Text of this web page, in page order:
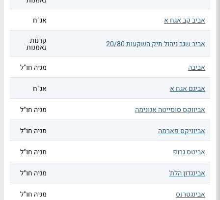
אביב קב אגח א
אג"ח
אביב שגב ניהול תיק השקעות 20/80 קרנות
נאמנות
אביבה
מניה חו"ל
אביגם אגח א אג"ח
אביווקס סוסייטה אנונימה מניה חו"ל
אביוניקס פארמה מניה חו"ל
אביטס גרופ מניה חו"ל
אבינגדון הלת' מניה חו"ל
אבינגטרנס מניה חו"ל